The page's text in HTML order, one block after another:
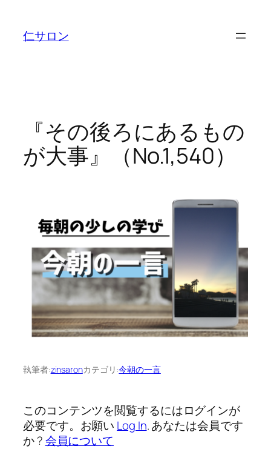
仁サロン
『その後ろにあるもの
が大事』（No.1,540）
執筆者:zinsaronカテゴリ:今朝の一言
このコンテンツを閲覧するにはログインが
必要です。お願い Log In. あなたは会員です
か ?会員について